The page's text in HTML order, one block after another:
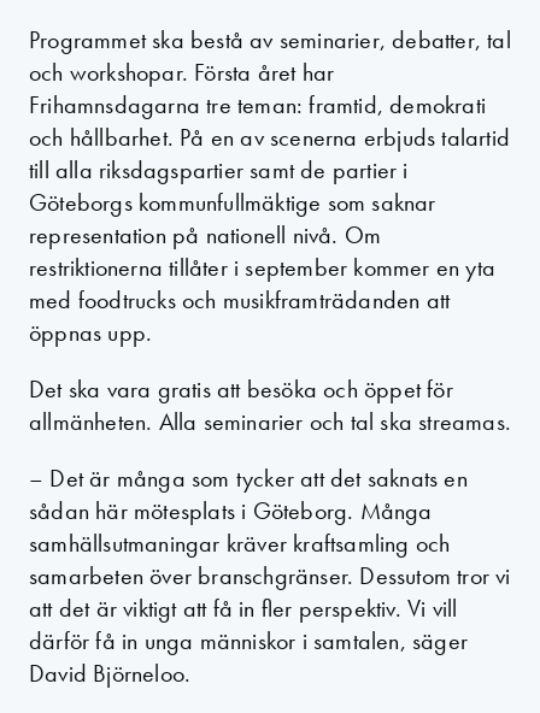
Programmet ska bestå av seminarier, debatter, tal
och workshopar. Första året har
Frihamnsdagarna tre teman: framtid, demokrati
och hållbarhet. På en av scenerna erbjuds talartid
till alla riksdagspartier samt de partier i
Göteborgs kommunfullmäktige som saknar
representation på nationell nivå. Om
restriktionerna tillåter i september kommer en yta
med foodtrucks och musikframträdanden att
öppnas upp.
Det ska vara gratis att besöka och öppet för
allmänheten. Alla seminarier och tal ska streamas.
– Det är många som tycker att det saknats en
sådan här mötesplats i Göteborg. Många
samhällsutmaningar kräver kraftsamling och
samarbeten över branschgränser. Dessutom tror vi
att det är viktigt att få in fler perspektiv. Vi vill
därför få in unga människor i samtalen, säger
David Björneloo.